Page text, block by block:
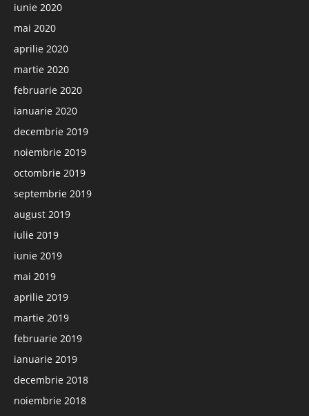
iunie 2020
mai 2020
aprilie 2020
martie 2020
februarie 2020
ianuarie 2020
decembrie 2019
noiembrie 2019
octombrie 2019
septembrie 2019
august 2019
iulie 2019
iunie 2019
mai 2019
aprilie 2019
martie 2019
februarie 2019
ianuarie 2019
decembrie 2018
noiembrie 2018